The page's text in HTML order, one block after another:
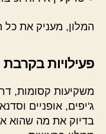
המלון, מעניק את כל
פעילויות
משקיעות קסומות,
ג'יפים, אופניים
בדיוק את מה שהוא